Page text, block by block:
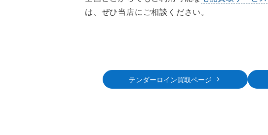
は、ぜひ当店にご相談ください。
テンダーロイン買取ページ